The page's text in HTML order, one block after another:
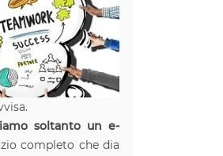
soltanto un e-
completo che dia